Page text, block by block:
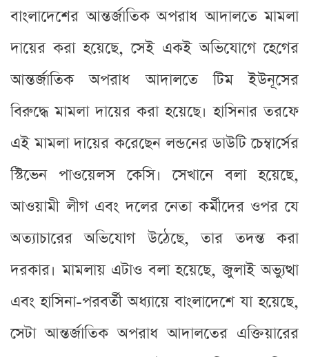
বাংলাদেশের আন্তর্জাতিক অপরাধ আদালতে মামলা
দায়ের করা হয়েছে, সেই একই অভিযোগে হেগের
আন্তর্জাতিক অপরাধ আদালতে টিম ইউনূসের
বিরুদ্ধে মামলা দায়ের করা হয়েছে। হাসিনার তরফে
এই মামলা দায়ের করেছেন লন্ডনের ডাউটি চেম্বার্সের
স্টিভেন পাওয়েলস কেসি। সেখানে বলা হয়েছে,
আওয়ামী লীগ এবং দলের নেতা কর্মীদের ওপর যে
অত্যাচারের অভিযোগ উঠেছে, তার তদন্ত করা
দরকার। মামলায় এটাও বলা হয়েছে, জুলাই অভ্যুত্থা
এবং হাসিনা-পরবর্তী অধ্যায়ে বাংলাদেশে যা হয়েছে,
সেটা আন্তর্জাতিক অপরাধ আদালতের এক্তিয়ারের